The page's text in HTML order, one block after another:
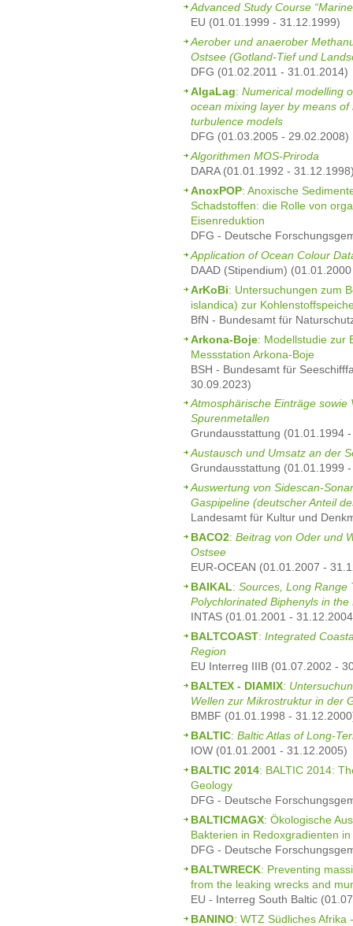
Advanced Study Course
EU (01.01.1999 - 31.12.1999)
Aerober und anaerober
Ostsee (Gotland-Tief und
DFG (01.02.2011 - 31.01.2014)
AlgaLag: Numerical modelling
ocean mixing layer by means
turbulence models
DFG (01.03.2005 - 29.02.2008)
Algorithmen MOS-Priroda
DARA (01.01.1992 -
AnoxPOP: Anoxische
Schadstoffen: die Rolle von
Eisenreduktion
DFG - Deutsche
Application of Ocean Colour
DAAD (Stipendium)
ArKoBi: Untersuchungen zum
islandica) zur
BfN - Bundesamt für
Arkona-Boje: Modellstudie zur
Messstation Arkona-Boje
BSH - Bundesamt für
30.09.2023)
Atmosphärische Einträge
Spurenmetallen
Grundausstattung (01.01.1994
Austausch und Umsatz an der
Grundausstattung (01.01.1999
Auswertung von Sidescan-
Gaspipeline (deutscher Anteil
Landesamt für Kultur und
BACO2: Beitrag von Oder und
Ostsee
EUR-OCEAN (01.01.2007 -
BAIKAL: Sources, Long Range
Polychlorinated Biphenyls in the
INTAS (01.01.2001 -
BALTCOAST: Integrated
Region
EU Interreg IIIB (01.07.2002 -
BALTEX - DIAMIX:
Wellen zur Mikrostruktur in der
BMBF (01.01.1998 -
BALTIC: Baltic Atlas of Long-
IOW (01.01.2001 - 31.12.2005)
BALTIC 2014: BALTIC 2014:
Geology
DFG - Deutsche
BALTICMAGX: Ökologische
Bakterien in Redoxgradienten
DFG - Deutsche
BALTWRECK: Preventing
from the leaking wrecks and
EU - Interreg South Baltic
BANINO: WTZ Südliches Afrika